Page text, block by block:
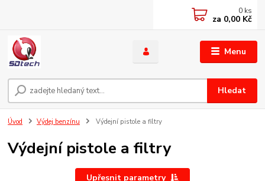
Menu
Hledat
0 ks
za 0,00 Kč
Úvod Výdej benzínu Výdejní pistole a filtry
Výdejní pistole a filtry
Upřesnit parametry